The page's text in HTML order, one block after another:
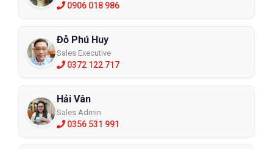
0906 018 986
Đỗ Phú Huy
Sales Executive
0372 122 717
Hải Vân
Sales Admin
0356 531 991